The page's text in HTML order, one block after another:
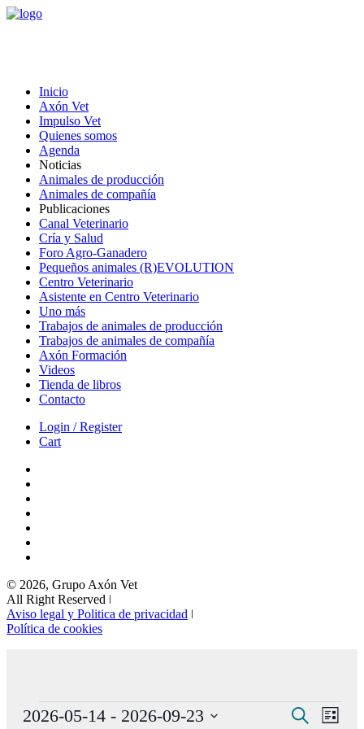
Inicio
Axón Vet
Impulso Vet
Quienes somos
Agenda
Noticias
Animales de producción
Animales de compañía
Publicaciones
Canal Veterinario
Cría y Salud
Foro Agro-Ganadero
Pequeños animales (R)EVOLUTION
Centro Veterinario
Asistente en Centro Veterinario
Uno más
Trabajos de animales de producción
Trabajos de animales de compañía
Axón Formación
Videos
Tienda de libros
Contacto
Login / Register
Cart
© 2026, Grupo Axón Vet
All Right Reserved ǀ
Aviso legal y Politica de privacidad ǀ
Política de cookies
Eventos Buscar
Lista
2026-05-14 - 2026-09-23